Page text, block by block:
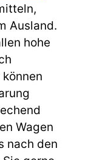
Ausland.
hohe
Wagen
nach den